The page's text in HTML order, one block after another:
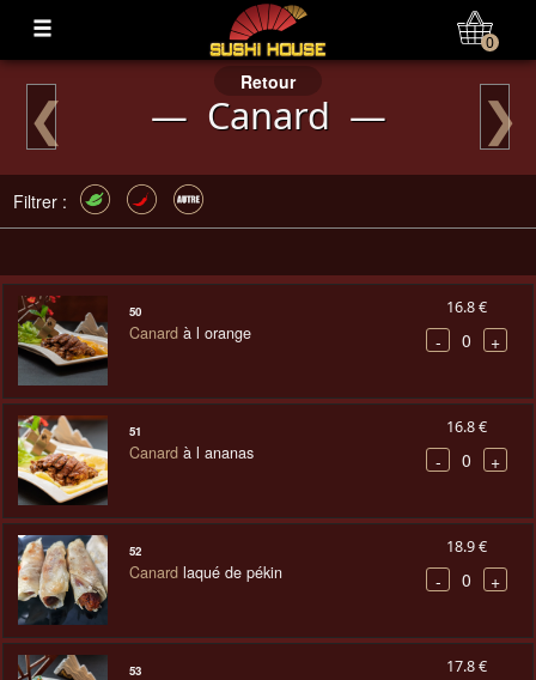
Mon Compte
0
Retour
— Canard —
❮ ❯
Filtrer :
50
Canardà l orange
16.8 €
- 0 +
51
Canardà l ananas
16.8 €
- 0 +
52
Canardlaqué de pékin
18.9 €
- 0 +
53 17.8 €